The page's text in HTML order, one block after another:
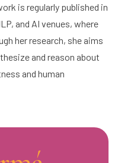
is regularly published in
and AI venues, where
her research, she aims
and reason about
and human